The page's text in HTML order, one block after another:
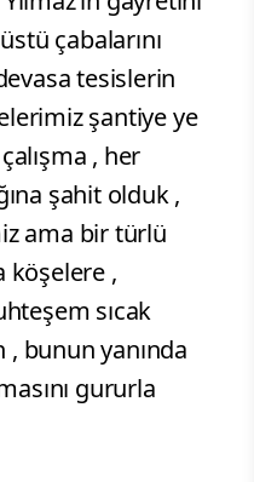
çabalarını
tesislerin
şantiye ye
, her
şahit olduk ,
ama bir türlü
köşelere ,
sıcak
, bunun yanında
gururla